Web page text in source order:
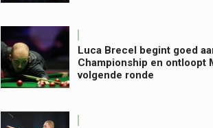
Luca Brecel begint goed
Championship en ontloopt
volgende ronde